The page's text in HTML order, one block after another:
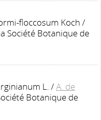
floccosum Koch /
Société Botanique de
L. /A. de
Botanique de